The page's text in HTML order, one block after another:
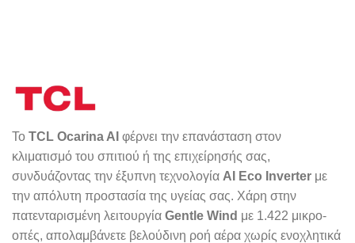
To TCL Ocarina AI φέρνει την επανάσταση στον
κλιματισμό του σπιτιού ή της επιχείρησής σας,
συνδυάζοντας την έξυπνη τεχνολογία AI Eco Inverter με
την απόλυτη προστασία της υγείας σας. Χάρη στην
πατενταρισμένη λειτουργία Gentle Wind με 1.422 μικρο-
οπές, απολαμβάνετε βελούδινη ροή αέρα χωρίς ενοχλητικά